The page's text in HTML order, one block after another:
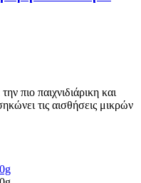
πιο παιχνιδιάρικη και
τις αισθήσεις μικρών